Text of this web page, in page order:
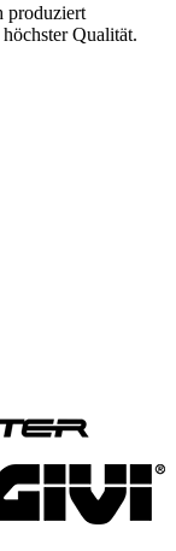
produziert
Qualität.